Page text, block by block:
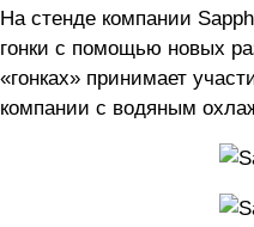
На стенде компании
гонки с помощью новых
«гонках» принимает
компании с водяным